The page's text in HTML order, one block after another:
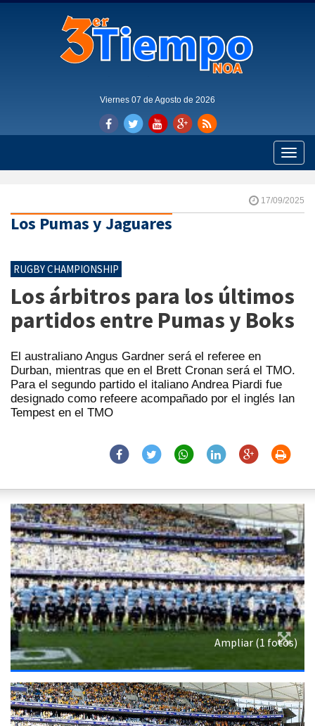
Viernes 07 de Agosto de 2026
Toggle
17/09/2025
Los Pumas y Jaguares
RUGBY CHAMPIONSHIP
Los árbitros para los últimos
partidos entre Pumas y Boks
El australiano Angus Gardner será el referee en
Durban, mientras que en el Brett Cronan será el TMO.
Para el segundo partido el italiano Andrea Piardi fue
designado como refeere acompañado por el inglés Ian
Tempest en el TMO
Ampliar (1 fotos)